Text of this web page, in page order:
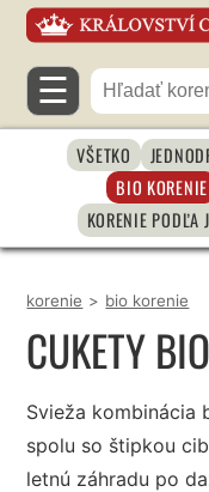
☰
VŠETKO
BIO KORENIE
KORENIE PODĽA
korenie > bio korenie
CUKETY BIO
Svieža kombinácia
spolu so štipkou
letnú záhradu po